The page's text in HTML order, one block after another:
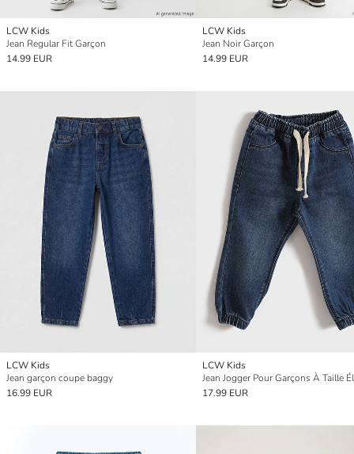
LCW Kids
Jean Regular Fit Garçon
14.99 EUR
LCW Kids
Jean Noir Garçon
14.99 EUR
LCW Kids
Jean garçon coupe baggy
16.99 EUR
LCW Kids
17.99 EUR